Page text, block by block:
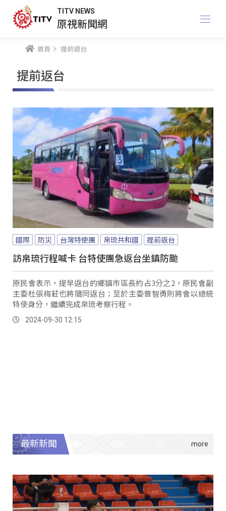
TITV NEWS
原視新聞網
首頁 提前返台
提前返台
國際 防災 台灣特使團 帛琉共和國 提前返台
訪帛琉行程喊卡 台特使團急返台坐鎮防颱
原民會表示，提早返台的鄉鎮市區長約占3分之2，原民會副
主委杜張梅莊也將隨同返台；至於主委曾智勇則將會以總統
特使身分，繼續完成帛琉考察行程。
2024-09-30 12:15
最新新聞